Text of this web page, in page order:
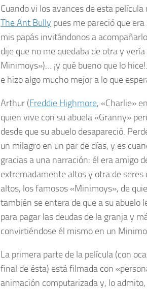
Cuando vi los avances de esta
The Ant Bully pues me pareció que
mis papás invitándonos a
dije que no me quedaba de otra y vería
Minimoys»)… ¡y qué bueno que lo
e hizo algo mucho mejor a lo que
Arthur (Freddie Highmore, «Charlie» en
quien vive con su abuela «Granny»
desde que su abuelo desapareció.
un milagro en un par de días, y es
gracias a una narración: él era amigo
extremadamente altos y otra de
altos, los famosos «Minimoys», de
también se entera de que a su abuelo
para pagar las deudas de la granja y
convirtiéndose él mismo en un
La primera parte de la película (con
final de ésta) está filmada con
animación computarizada y, lo